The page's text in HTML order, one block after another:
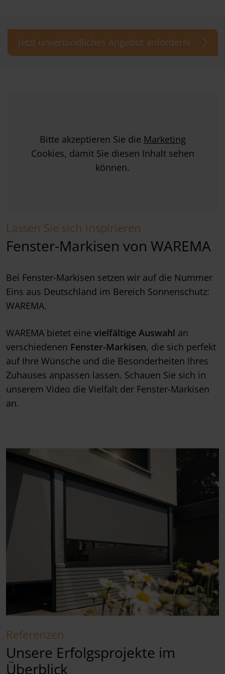
Jetzt unverbindliches Angebot anfordern!
Bitte akzeptieren Sie die Marketing
Cookies, damit Sie diesen Inhalt sehen
können.
Lassen Sie sich inspirieren
Fenster-Markisen von WAREMA
Bei Fenster-Markisen setzen wir auf die Nummer
Eins aus Deutschland im Bereich Sonnenschutz:
WAREMA.
WAREMA bietet eine vielfältige Auswahl an
verschiedenen Fenster-Markisen, die sich perfekt
auf Ihre Wünsche und die Besonderheiten Ihres
Zuhauses anpassen lassen. Schauen Sie sich in
unserem Video die Vielfalt der Fenster-Markisen
an.
Referenzen
Unsere Erfolgsprojekte im
Überblick